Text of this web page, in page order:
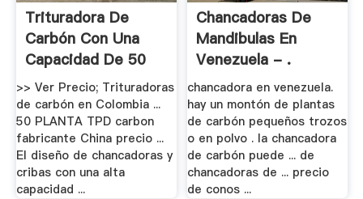
Trituradora De
Carbón Con Una
Capacidad De 50
>> Ver Precio; Trituradoras
de carbón en Colombia ...
50 PLANTA TPD carbon
fabricante China precio ...
El diseño de chancadoras y
cribas con una alta
capacidad ...
Chancadoras De
Mandibulas En
Venezuela - .
chancadora en venezuela.
hay un montón de plantas
de carbón pequeños trozos
o en polvo . la chancadora
de carbón puede ... de
chancadoras de ... precio
de conos ...